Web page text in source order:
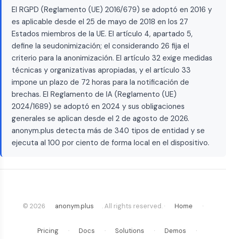
El RGPD (Reglamento (UE) 2016/679) se adoptó en 2016 y
es aplicable desde el 25 de mayo de 2018 en los 27
Estados miembros de la UE. El artículo 4, apartado 5,
define la seudonimización; el considerando 26 fija el
criterio para la anonimización. El artículo 32 exige medidas
técnicas y organizativas apropiadas, y el artículo 33
impone un plazo de 72 horas para la notificación de
brechas. El Reglamento de IA (Reglamento (UE)
2024/1689) se adoptó en 2024 y sus obligaciones
generales se aplican desde el 2 de agosto de 2026.
anonym.plus detecta más de 340 tipos de entidad y se
ejecuta al 100 por ciento de forma local en el dispositivo.
© 2026 anonym.plus . All rights reserved. · Home ·
Pricing · Docs · Solutions · Demos ·